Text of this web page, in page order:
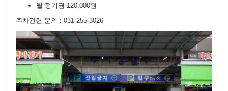
월 정기권 120,000원
주차관련 문의 : 031-255-3026